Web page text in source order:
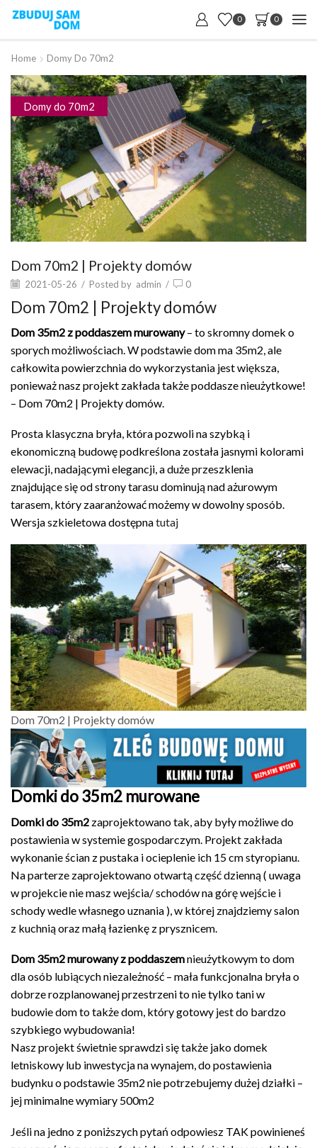
0 0
Home Domy Do 70m2
Domy do 70m2
Dom 70m2 | Projekty domów
2021-05-26 / Posted by admin / 0
Dom 70m2 | Projekty domów
Dom 35m2 z poddaszem murowany– to skromny domek o
sporych możliwościach. W podstawie dom ma 35m2, ale
całkowita powierzchnia do wykorzystania jest większa,
ponieważ nasz projekt zakłada także poddasze nieużytkowe!
– Dom 70m2 | Projekty domów.
Prosta klasyczna bryła, która pozwoli na szybką i
ekonomiczną budowę podkreślona została jasnymi kolorami
elewacji, nadającymi elegancji, a duże przeszklenia
znajdujące się od strony tarasu dominują nad ażurowym
tarasem, który zaaranżować możemy w dowolny sposób.
Wersja szkieletowa dostępnatutaj
Dom 70m2 | Projekty domów
Domki do 35m2 murowane
Domki do 35m2 zaprojektowano tak, aby były możliwe do
postawienia w systemie gospodarczym. Projekt zakłada
wykonanie ścian z pustaka i ocieplenie ich 15 cm styropianu.
Na parterze zaprojektowano otwartą część dzienną ( uwaga
w projekcie nie masz wejścia/ schodów na górę wejście i
schody wedle własnego uznania ), w której znajdziemy salon
z kuchnią oraz małą łazienkę z prysznicem.
Dom 35m2 murowany z poddaszemnieużytkowym to dom
dla osób lubiących niezależność – mała funkcjonalna bryła o
dobrze rozplanowanej przestrzeni to nie tylko tani w
budowie dom to także dom, który gotowy jest do bardzo
szybkiego wybudowania!
Nasz projekt świetnie sprawdzi się także jako domek
letniskowy lub inwestycja na wynajem, do postawienia
budynku o podstawie 35m2 nie potrzebujemy dużej działki –
jej minimalne wymiary 500m2
Jeśli na jedno z poniższych pytań odpowiesz TAK powinieneś